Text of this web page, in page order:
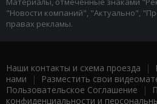
"Новости компаний", "Актуально",
правах рекламы.
Наши контакты и схема проезда |
нами | Разместить свои
Пользовательское Соглашение |
конфиденциальности и